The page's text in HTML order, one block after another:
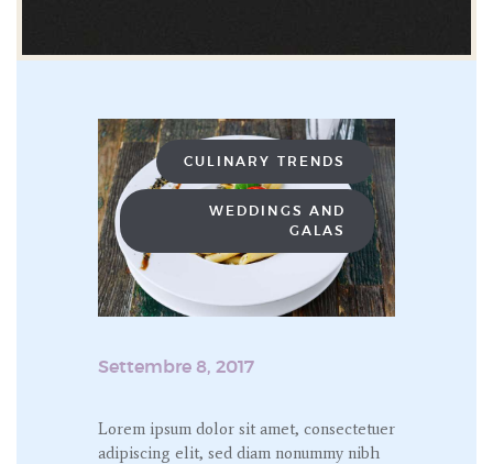
CULINARY TRENDS
WEDDINGS AND
GALAS
Settembre 8, 2017
Lorem ipsum dolor sit amet, consectetuer
adipiscing elit, sed diam nonummy nibh